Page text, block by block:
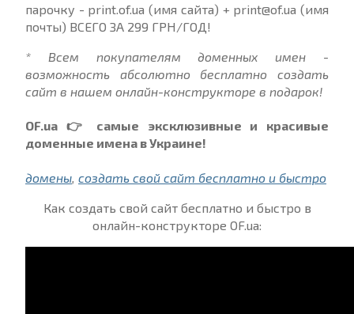
парочку - print.of.ua (имя сайта) + print@of.ua (имя
почты) ВСЕГО ЗА 299 ГРН/ГОД!
* Всем покупателям доменных имен -
возможность абсолютно бесплатно создать
сайт в нашем онлайн-конструкторе в подарок!
OF.ua 👉
самые эксклюзивные и красивые
доменные имена в Украине!
домены создать свой сайт бесплатно и быстро
Как создать свой сайт бесплатно и быстро в
онлайн-конструкторе OF.ua: